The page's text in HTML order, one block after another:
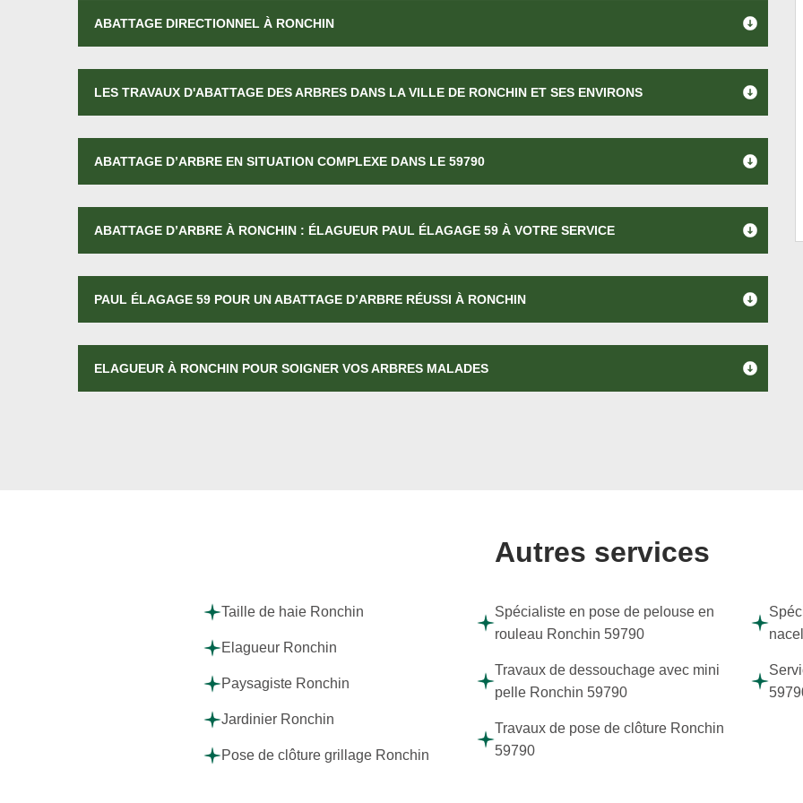
ABATTAGE DIRECTIONNEL À RONCHIN
LES TRAVAUX D'ABATTAGE DES ARBRES DANS LA VILLE DE RONCHIN ET SES ENVIRONS
ABATTAGE D’ARBRE EN SITUATION COMPLEXE DANS LE 59790
ABATTAGE D’ARBRE À RONCHIN : ÉLAGUEUR PAUL ÉLAGAGE 59 À VOTRE SERVICE
PAUL ÉLAGAGE 59 POUR UN ABATTAGE D’ARBRE RÉUSSI À RONCHIN
ELAGUEUR À RONCHIN POUR SOIGNER VOS ARBRES MALADES
Autres services
Taille de haie Ronchin
Elagueur Ronchin
Paysagiste Ronchin
Jardinier Ronchin
Pose de clôture grillage Ronchin
Spécialiste en pose de pelouse en
rouleau Ronchin 59790
Travaux de dessouchage avec mini
pelle Ronchin 59790
Travaux de pose de clôture Ronchin
59790